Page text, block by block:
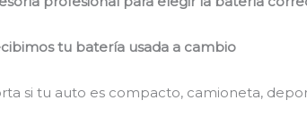
tu batería usada a cambio
si tu auto es compacto, camioneta,